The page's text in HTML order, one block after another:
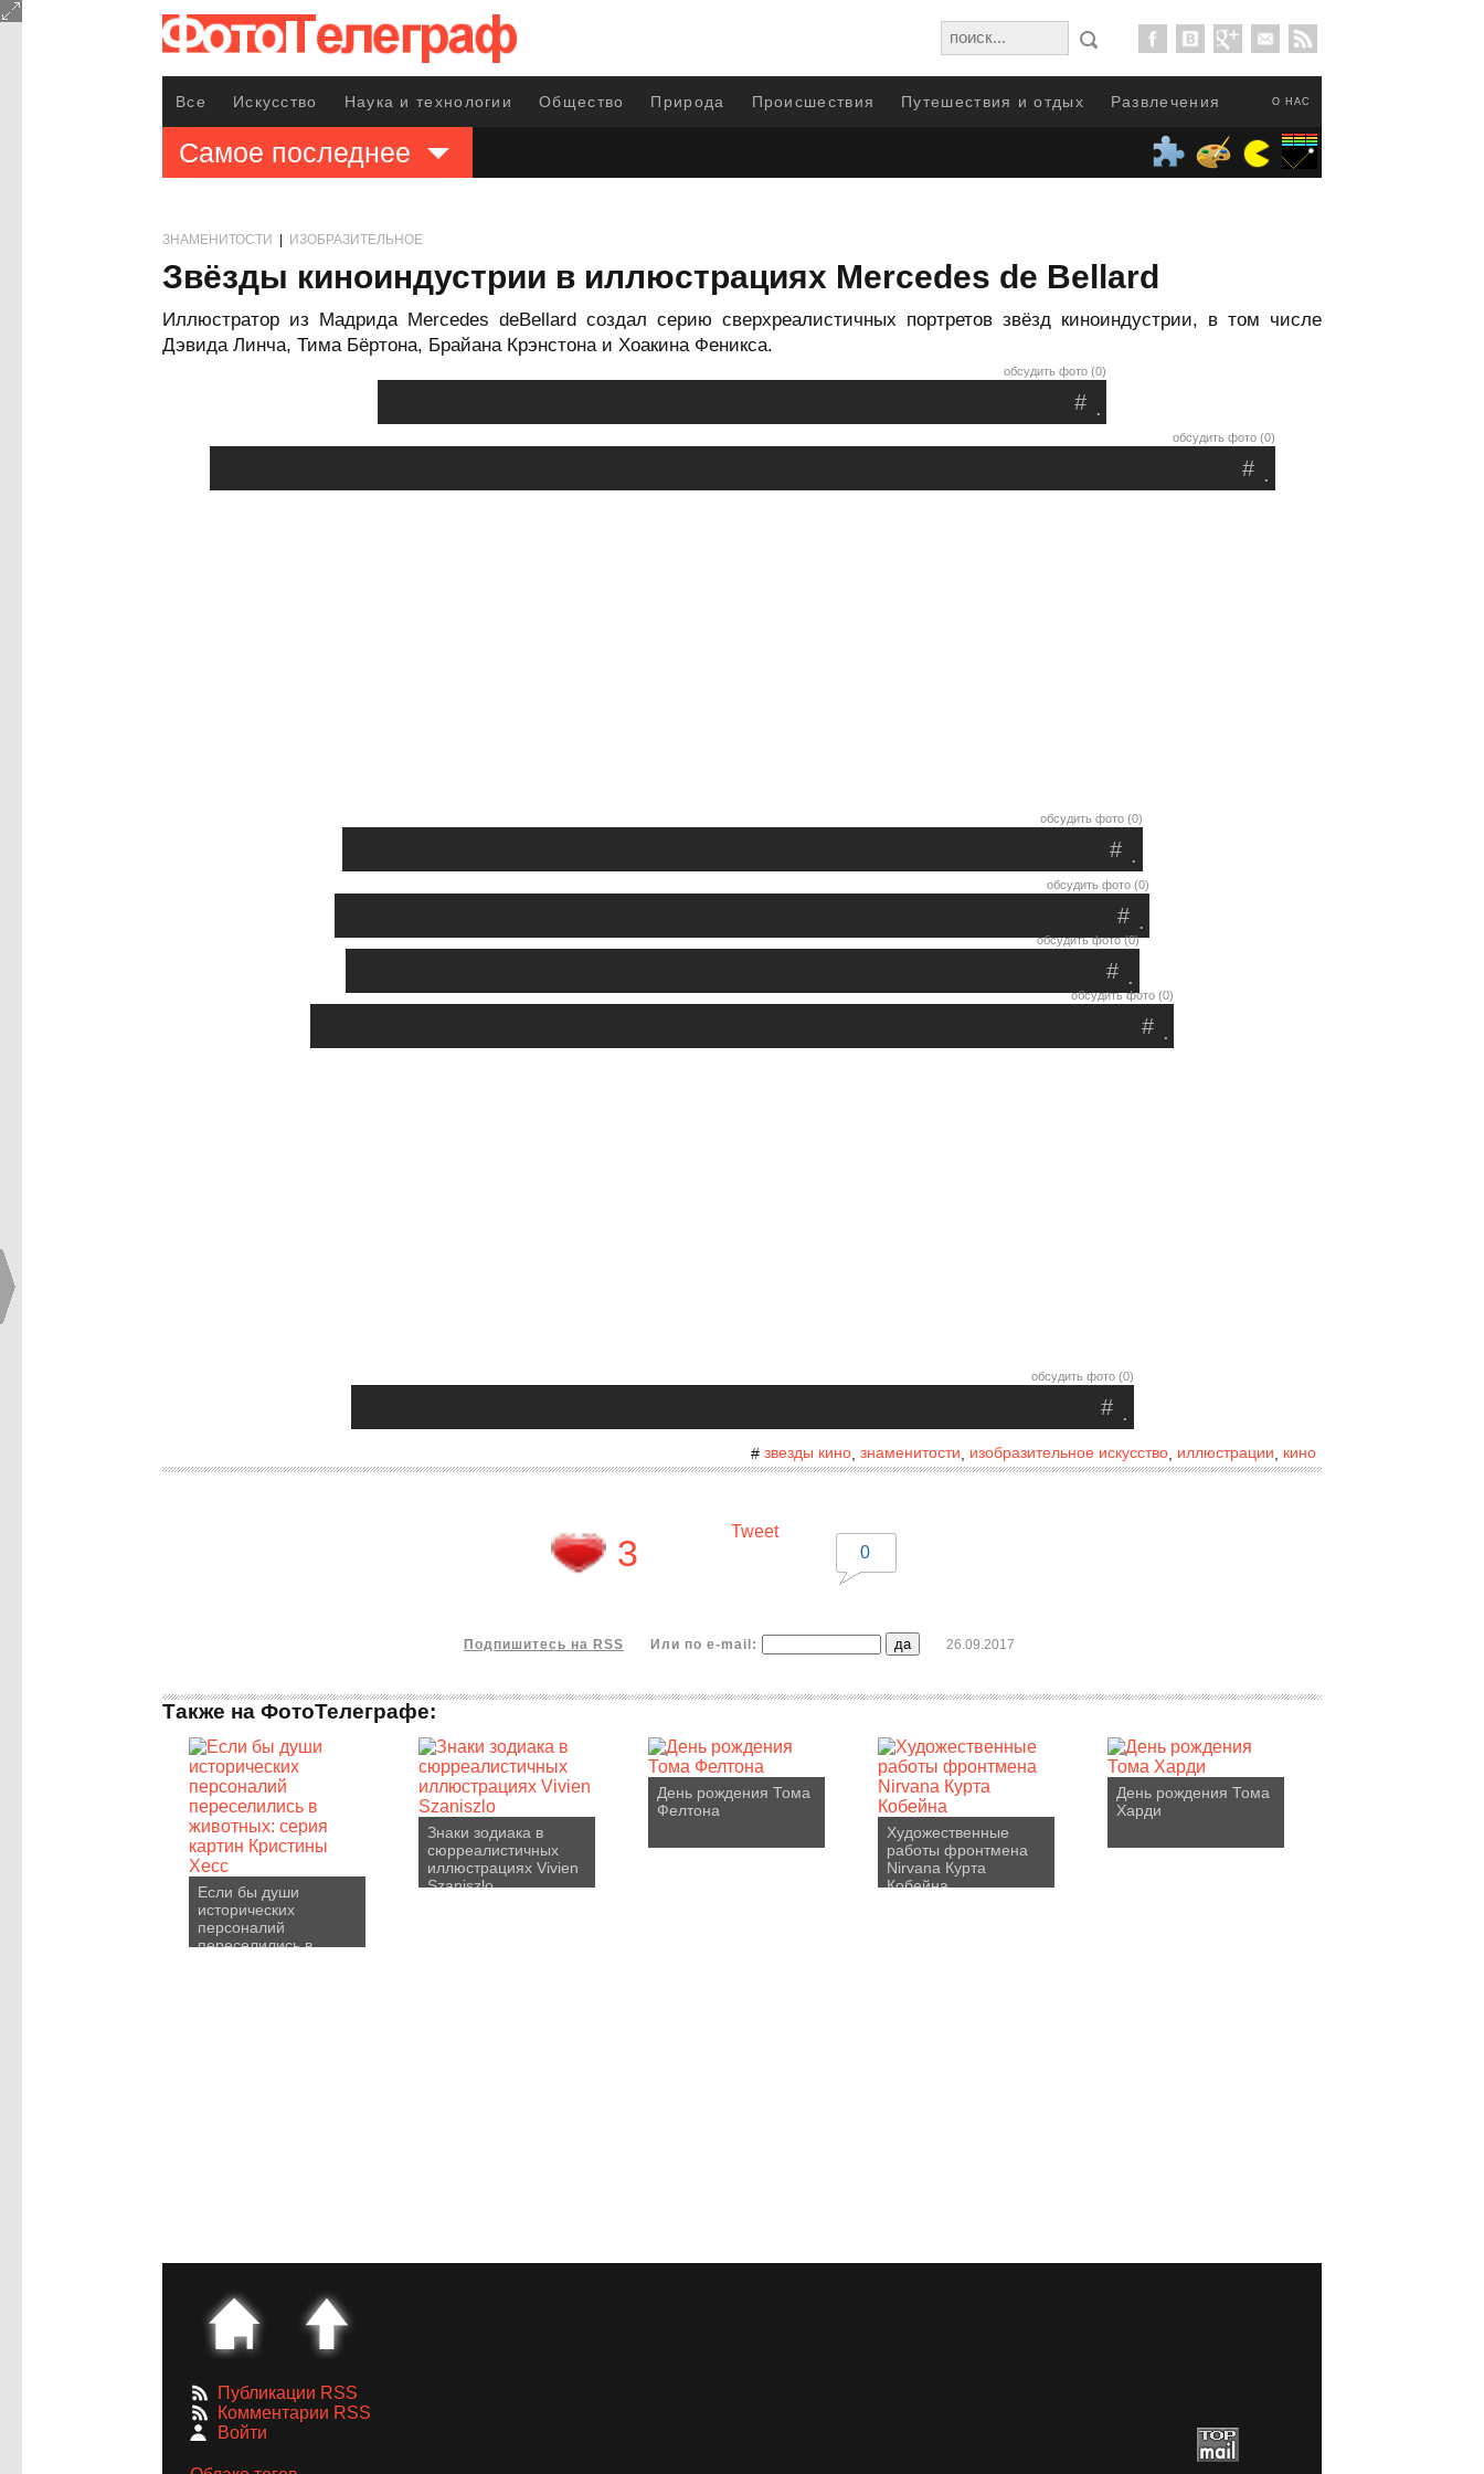
О НАС
Все Искусство Наука и технологии Общество Природа Происшествия Путешествия и отдых Развлечения
Самое последнее
ЗНАМЕНИТОСТИ ИЗОБРАЗИТЕЛЬНОЕ
Звёзды киноиндустрии в иллюстрациях Mercedes de Bellard
Иллюстратор из Мадрида Mercedes deBellard создал серию сверхреалистичных портретов звёзд киноиндустрии, в том числе
Дэвида Линча, Тима Бёртона, Брайана Крэнстона и Хоакина Феникса.
обсудить фото (0)
.
#
обсудить фото (0)
.
#
обсудить фото (0)
.
#
обсудить фото (0)
.
#
обсудить фото (0)
.
#
обсудить фото (0)
.
#
обсудить фото (0)
.
#
# звезды кино знаменитости изобразительное искусство иллюстрации кино
3
Tweet
0
Подпишитесь на RSS Или по e-mail: 26.09.2017
Также на ФотоТелеграфе:
Если бы души
исторических
персоналий
переселились в
Знаки зодиака в
сюрреалистичных
иллюстрациях Vivien
Szaniszlo
День рождения Тома
Фелтона
Художественные
работы фронтмена
Nirvana Курта
Кобейна
День рождения Тома
Харди
Публикации RSS
Комментарии RSS
Войти